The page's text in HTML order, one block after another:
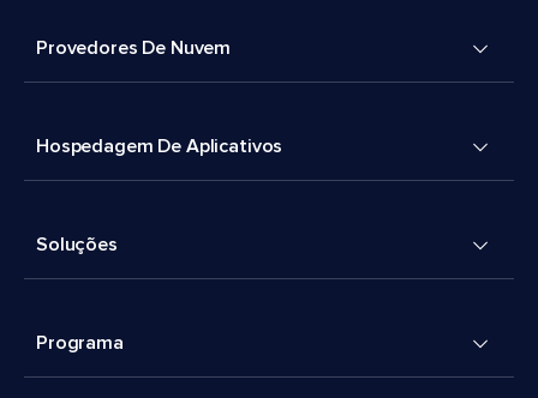
Provedores De Nuvem
Hospedagem De Aplicativos
Soluções
Programa